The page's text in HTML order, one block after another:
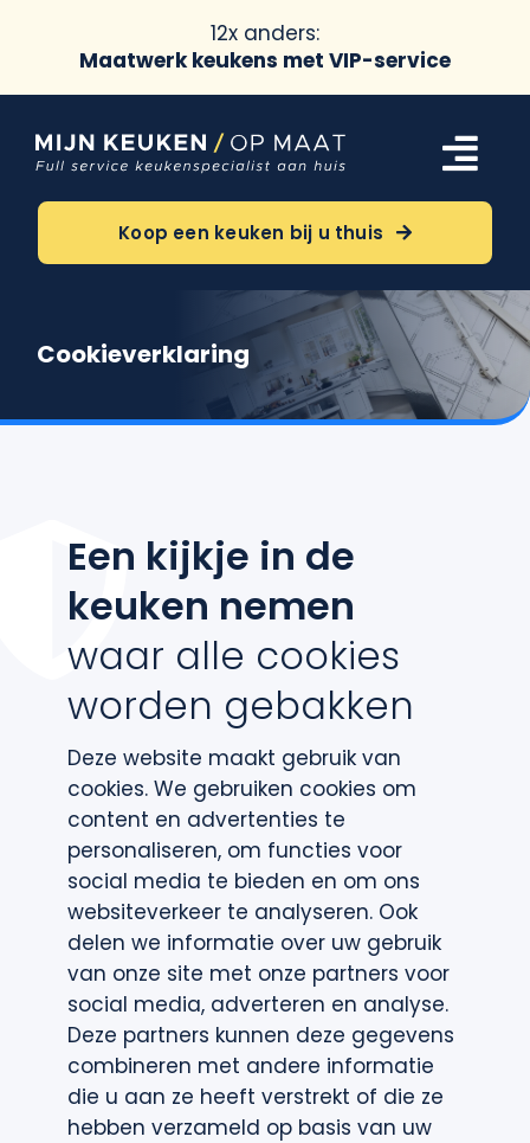
12x anders:
Maatwerk keukens met VIP-service
naar
inhoud
Contact
Koop een keuken bij u thuis
Cookieverklaring
Een kijkje in de
keuken nemen
waar alle cookies
worden gebakken
Deze website maakt gebruik van
cookies. We gebruiken cookies om
content en advertenties te
personaliseren, om functies voor
social media te bieden en om ons
websiteverkeer te analyseren. Ook
delen we informatie over uw gebruik
van onze site met onze partners voor
social media, adverteren en analyse.
Deze partners kunnen deze gegevens
combineren met andere informatie
die u aan ze heeft verstrekt of die ze
hebben verzameld op basis van uw